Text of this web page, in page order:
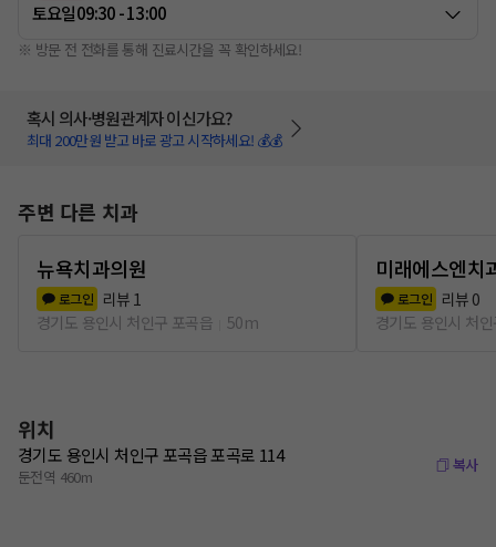
토요일09:30 - 13:00
※ 방문 전 전화를 통해 진료시간을 꼭 확인하세요!
혹시 의사·병원관계자 이신가요?
최대 200만원 받고 바로 광고 시작하세요! 💰💰
주변 다른 치과
뉴욕치과의원
로그인 리뷰 1
경기도 용인시 처인구 포곡읍
50m
미래에스엔치
로그인 리뷰 0
경기도 용인시 처
위치
경기도 용인시 처인구 포곡읍 포곡로 114
둔전역 460m
복사